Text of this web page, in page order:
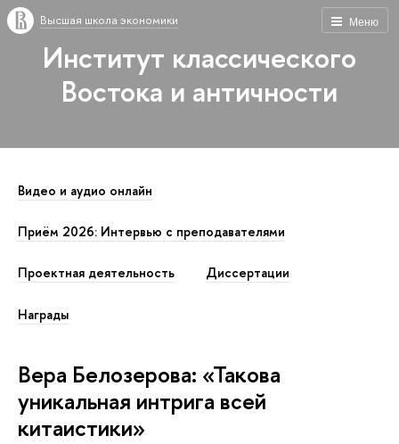
Меню
Высшая школа экономики
Институт классического
Востока и античности
Видео и аудио онлайн
Приём 2026: Интервью с преподавателями
Проектная деятельность Диссертации
Награды
Вера Белозерова: «Такова
уникальная интрига всей
китаистики»